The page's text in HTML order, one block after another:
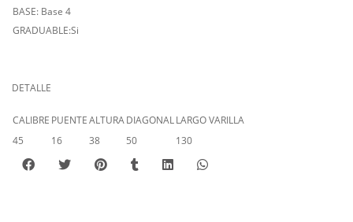
BASE: Base 4
GRADUABLE:Si
DETALLE
CALIBRE PUENTEALTURADIAGONALLARGO VARILLA
45
16 38 50 130